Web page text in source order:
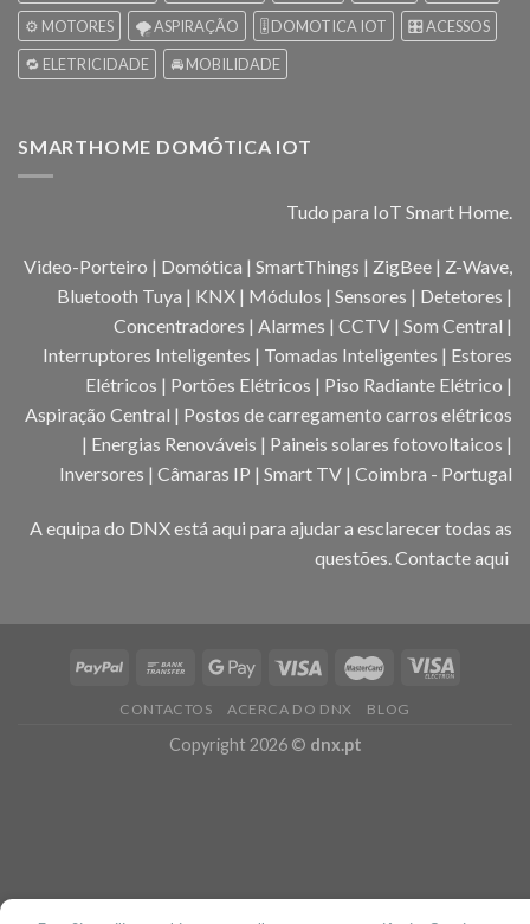
⚙️ MOTORES
🌪️ ASPIRAÇÃO 🎚️ DOMOTICA IOT
🎛️ ACESSOS
🔁 ELETRICIDADE
🚘 MOBILIDADE
SMARTHOME DOMÓTICA IOT
Tudo para IoT Smart Home.
Video-Porteiro | Domótica | SmartThings | ZigBee | Z-Wave,
Bluetooth Tuya | KNX | Módulos | Sensores | Detetores |
Concentradores | Alarmes | CCTV | Som Central |
Interruptores Inteligentes | Tomadas Inteligentes | Estores
Elétricos | Portões Elétricos | Piso Radiante Elétrico |
Aspiração Central | Postos de carregamento carros elétricos
| Energias Renováveis | Paineis solares fotovoltaicos |
Inversores | Câmaras IP | Smart TV | Coimbra - Portugal
A equipa do DNX está aqui para ajudar a esclarecer todas as
questões. Contacte aqui
CONTACTOS ACERCA DO DNX BLOG
Copyright 2026 © dnx.pt